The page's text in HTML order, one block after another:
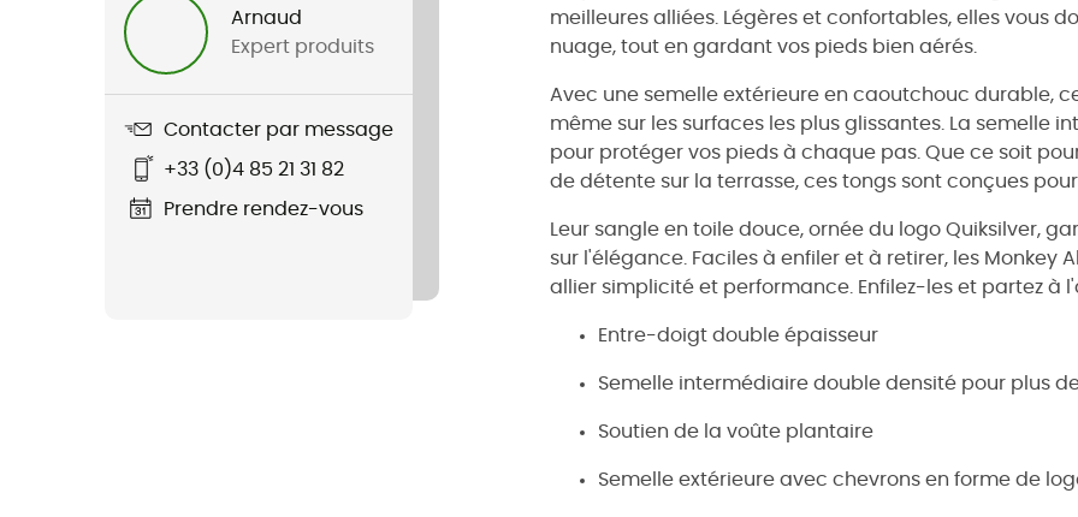
Arnaud
Expert produits
Contacter par message
+33 (0)4 85 21 31 82
Prendre rendez-vous
meilleures alliées. Légères et confortables, elles vous
nuage, tout en gardant vos pieds bien aérés.
Avec une semelle extérieure en caoutchouc durable,
même sur les surfaces les plus glissantes. La semelle
pour protéger vos pieds à chaque pas. Que ce soit
de détente sur la terrasse, ces tongs sont conçues
Leur sangle en toile douce, ornée du logo Quiksilver,
sur l'élégance. Faciles à enfiler et à retirer, les Monkey
allier simplicité et performance. Enfilez-les et partez à
Entre-doigt double épaisseur
Semelle intermédiaire double densité pour plus
Soutien de la voûte plantaire
Semelle extérieure avec chevrons en forme de